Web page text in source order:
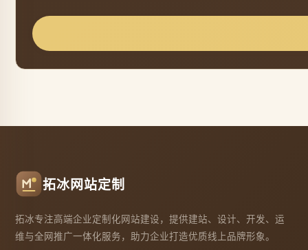
拓冰网站定制
拓冰专注高端企业定制化网站建设，提供建站、设计、开发、运
维与全网推广一体化服务，助力企业打造优质线上品牌形象。